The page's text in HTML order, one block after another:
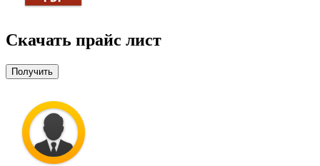
Скачать прайс лист
Получить